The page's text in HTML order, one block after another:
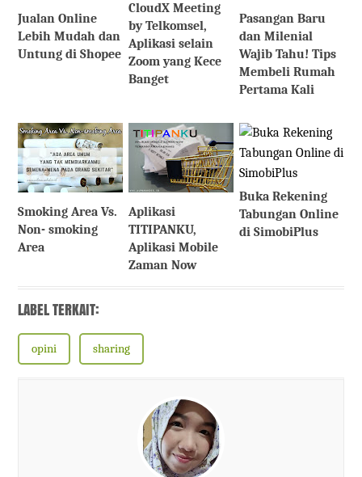
Jualan Online
Lebih Mudah dan
Untung di Shopee
CloudX Meeting
by Telkomsel,
Aplikasi selain
Zoom yang Kece
Banget
Pasangan Baru
dan Milenial
Wajib Tahu! Tips
Membeli Rumah
Pertama Kali
Smoking Area Vs.
Non- smoking
Area
Aplikasi
TITIPANKU,
Aplikasi Mobile
Zaman Now
Buka Rekening
Tabungan Online
di SimobiPlus
LABEL TERKAIT:
opini sharing